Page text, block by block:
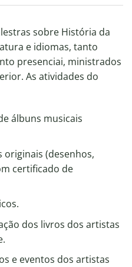
sobre História da
e idiomas, tanto
presenciai, ministrados
As atividades do
álbuns musicais
originais (desenhos,
certificado de
dos livros dos artistas
e eventos dos artistas